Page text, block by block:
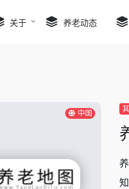
关于 养老动态
中国